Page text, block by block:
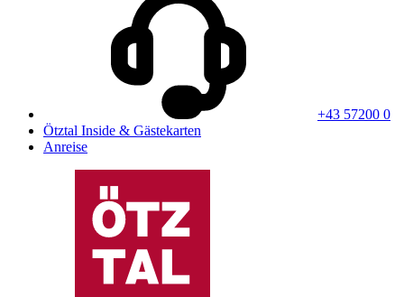
+43 57200 0
Ötztal Inside & Gästekarten
Anreise